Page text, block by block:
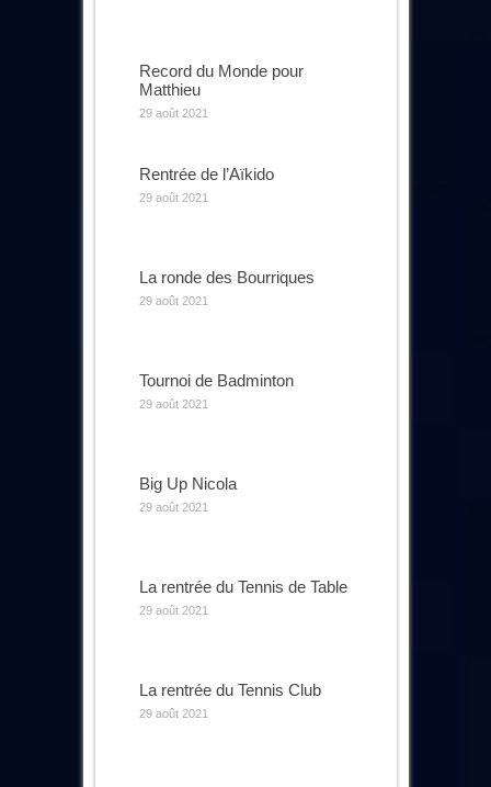
Record du Monde pour
Matthieu
29 août 2021
Rentrée de l’Aïkido
29 août 2021
La ronde des Bourriques
29 août 2021
Tournoi de Badminton
29 août 2021
Big Up Nicola
29 août 2021
La rentrée du Tennis de Table
29 août 2021
La rentrée du Tennis Club
29 août 2021